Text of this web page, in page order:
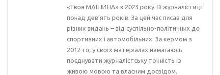
«Твоя МАШИНА» з 2023 року. В журналістиці
понад дев’ять років. За цей час писав для
різних видань – від суспільно-політичних до
спортивних і автомобільних. За кермом з
2012-го, у своїх матеріалах намагаюсь
поєднувати журналістську точність із
живою мовою та власним досвідом.